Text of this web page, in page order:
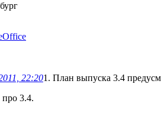
22:201. План выпуска 3.4
3.4.